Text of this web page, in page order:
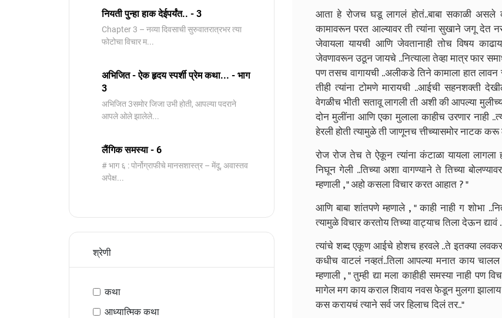
नियती पुन्हा हाक देईपर्यंत.. - 3
Chapter 3 – नव्या दिवसाची सुरुवातरात्रभर त्या
फोटोचा विचार म...
अभिजित - ऐक हृदय स्पर्शी प्रेम कथा... - भाग
3
️अभिजित ️3समोर जिजा उभी होती, आपल्या पदराने
आपले ओले झालेले...
लैंगिक समस्या - 6
# भाग ६ : पोर्नोग्राफीचे मानसशास्त्र – मेंदू, अवास्तव
अपेक्ष...
श्रेणी
कथा
आध्यात्मिक कथा
आता हे रोजच घडू लागलं होतं..बाबा सकाळी असले
कामावरून परत आल्यावर ती त्यांना सुखाने जगू देत
जेवायला यायची आणि जेवतानाही तोच विषय
जेवणावरून उठून जायचे ..नित्याला तेव्हा मात्र फार
पण तसच वागायची ..अलीकडे तिने कामाला हात
तीही त्यांना टोमणे मारायची ..आईची सहनशक्ती
वेगळीच भीती सतावू लागली ती अशी की आपल्या
दोन मुलींना आणि एका मुलाला काहीच उरणार नाही
हेरली होती त्यामुळे ती जाणूनच त्तीच्यासमोर नाटक करू
रोज रोज तेच ते ऐकून त्यांना कंटाळा यायला लागला
निघून गेली ..तिच्या अशा वागण्याने ते तिच्या
म्हणाली , " अहो कसला विचार करत आहात ? "
आणि बाबा शांतपणे म्हणाले , " काही नाही ग शोभा
त्यामुळे विचार करतोय तिच्या वाट्याच तिला देऊन द्यावं
त्यांचे शब्द एकूण आईचे होशच हरवले ..ते इतक्या लवकर
कधीच वाटलं नव्हतं..तिला आपल्या मनात काय चालल
म्हणाली , " तुम्ही द्या मला काहीही समस्या नाही पण
मागेल मग काय कराल शिवाय नवस फेडून मुलगा झालाय
कस करायचं त्याने सर्व जर हिलाच दिलं तर.."